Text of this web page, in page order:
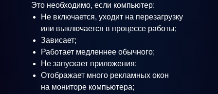
Это необходимо, если компьютер:
Не включается, уходит на перезагрузку
или выключается в процессе работы;
Зависает;
Работает медленнее обычного;
Не запускает приложения;
Отображает много рекламных окон
на мониторе компьютера;